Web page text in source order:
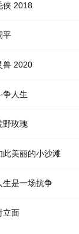
的流动人口聚集
に、孤独なシェフ
魔高受考验，一个探究
去世和妻子杜霞（
to steal her
侠 2018
平
兽 2020
争人生
野玫瑰
此美丽的小沙滩
生是一场抗争
立面